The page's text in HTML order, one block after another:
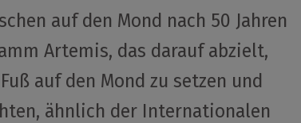
auf den Mond nach 50 Jahren
Artemis, das darauf abzielt,
auf den Mond zu setzen und
ähnlich der Internationalen